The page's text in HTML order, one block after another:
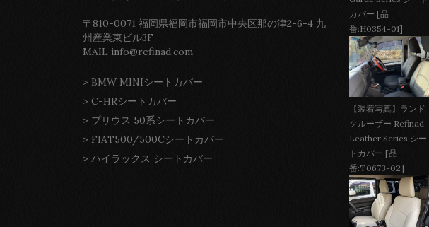
〒810-0071 福岡県福岡市福岡市中央区那の津2-6-4 九
州産業東ビル3F
MAIL info@refinad.com
> BMW MINIシートカバー
> C-HRシートカバー
> プリウス 50系シートカバー
> FIAT500/500Cシートカバー
> ハイラックス シートカバー
カバー [品
番:H0354-01]
【装着写真】ランド
クルーザー Refinad
Leather Series シー
トカバー [品
番:T0673-02]